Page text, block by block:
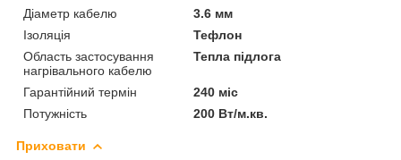
Діаметр кабелю
3.6 мм
Ізоляція
Тефлон
Область застосування
нагрівального кабелю
Тепла підлога
Гарантійний термін
240 міс
Потужність
200 Вт/м.кв.
Приховати